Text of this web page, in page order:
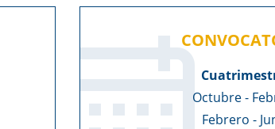
Octubre -
Febrero -